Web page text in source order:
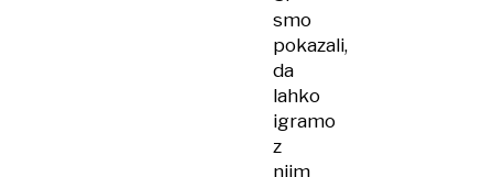
smo
pokazali,
da
lahko
igramo
z
njim